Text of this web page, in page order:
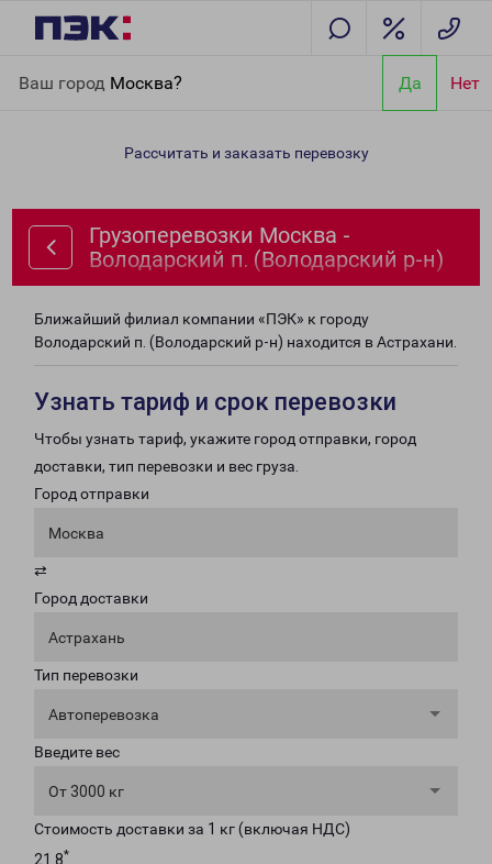
Ваш город Москва? Да Нет
п. (Володарский р-н)
Рассчитать и заказать перевозку
Грузоперевозки Москва -
Володарский п. (Володарский р-н)
Ближайший филиал компании «ПЭК» к городу
Володарский п. (Володарский р-н) находится в Астрахани.
Узнать тариф и срок перевозки
Чтобы узнать тариф, укажите город отправки, город
доставки, тип перевозки и вес груза.
Город отправки
Москва
⇄
Город доставки
Астрахань
Тип перевозки
Автоперевозка
Введите вес
От 3000 кг
Стоимость доставки за 1 кг (включая НДС)
21.8*